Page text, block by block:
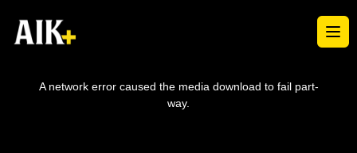
A network error caused the media download to fail part-
way.